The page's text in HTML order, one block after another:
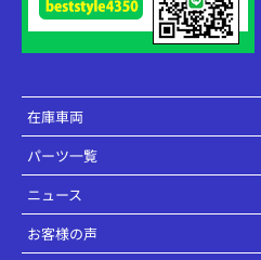
在庫車両
パーツ一覧
ニュース
お客様の声